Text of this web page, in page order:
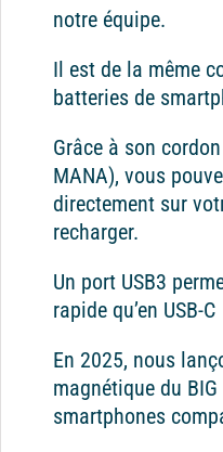
notre équipe.
Il est de la même
batteries de
Grâce à son
MANA), vous
directement sur
recharger.
Un port USB3
rapide qu’en USB-C
En 2025, nous
magnétique du
smartphones